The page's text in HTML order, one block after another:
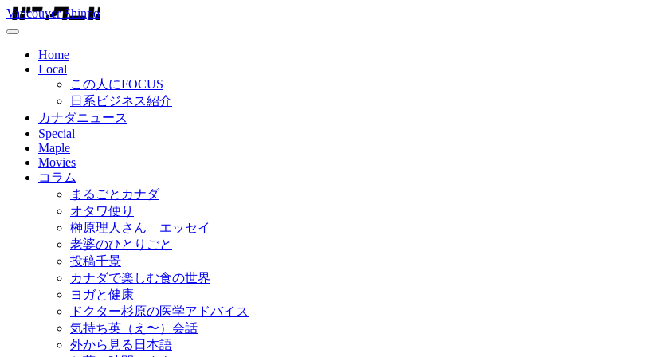
Vancouver Shinpo
Home
Local
この人にFOCUS
日系ビジネス紹介
カナダニュース
Special
Maple
Movies
コラム
まるごとカナダ
オタワ便り
榊原理人さん エッセイ
老婆のひとりごと
投稿千景
カナダで楽しむ食の世界
ヨガと健康
ドクター杉原の医学アドバイス
気持ち英（え〜）会話
外から見る日本語